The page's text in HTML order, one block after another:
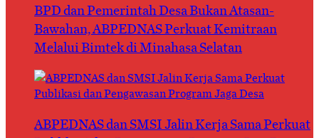
BPD dan Pemerintah Desa Bukan Atasan-
Bawahan, ABPEDNAS Perkuat Kemitraan
Melalui Bimtek di Minahasa Selatan
ABPEDNAS dan SMSI Jalin Kerja Sama Perkuat